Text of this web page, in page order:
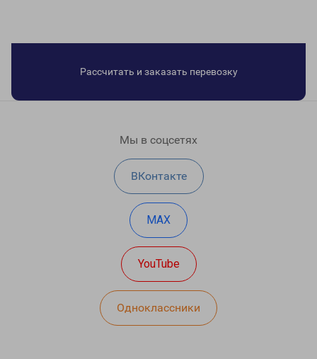
Рассчитать и заказать перевозку
Мы в соцсетях
ВКонтакте
MAX
YouTube
Одноклассники